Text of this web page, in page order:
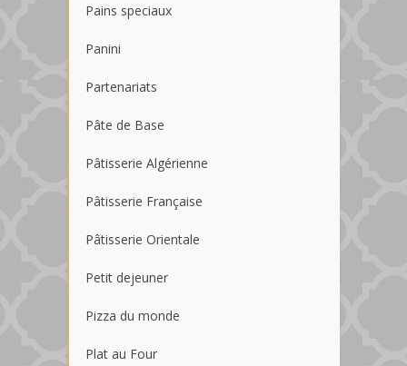
Pains speciaux
Panini
Partenariats
Pâte de Base
Pâtisserie Algérienne
Pâtisserie Française
Pâtisserie Orientale
Petit dejeuner
Pizza du monde
Plat au Four